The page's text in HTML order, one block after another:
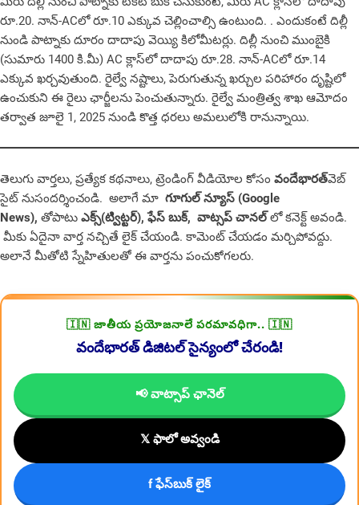
రూ.20. నాన్-ACలో రూ.10 ఎక్కువ చెల్లించాల్సి ఉంటుంది. . ఎందుకంటే దిల్లీ
నుండి పాట్నాకు దూరం దాదాపు వెయ్యి కిలోమీటర్లు. దిల్లీ నుంచి ముంబైకి
(సుమారు 1400 కి.మీ) AC క్లాస్‌లో దాదాపు రూ.28. నాన్-ACలో రూ.14
ఎక్కువ ఖర్చవుతుంది. రైల్వే నష్టాలు, పెరుగుతున్న ఖర్చుల పరిహారం దృష్టిలో
ఉంచుకుని ఈ రైలు ఛార్జీలను పెంచుతున్నారు. రైల్వే మంత్రిత్వ శాఖ ఆమోదం
తర్వాత జూలై 1, 2025 నుండి కొత్త ధరలు అమలులోకి రానున్నాయి.
తెలుగు వార్తలు, ప్రత్యేక కథనాలు, ట్రెండింగ్ వీడియోల కోసం వందేభారత్వెబ్
సైట్ నుసందర్శించండి. అలాగే మా గూగుల్ న్యూస్ (Google
News), తోపాటు ఎక్స్(ట్విట్టర్),ఫేస్ బుక్, వాట్సప్ చానల్లో కనెక్ట్ అవండి.
మీకు ఏదైనా వార్త నచ్చితే లైక్ చేయండి. కామెంట్ చేయడం మర్చిపోవద్దు.
అలానే మీతోటి స్నేహితులతో ఈ వార్తను పంచుకోగలరు.
🇮🇳 జాతీయ ప్రయోజనాలే పరమావధిగా.. 🇮🇳
వందేభారత్ డిజిటల్ సైన్యంలో చేరండి!
📢 వాట్సాప్ ఛానెల్
𝕏 ఫాలో అవ్వండి
f ఫేస్‌బుక్ లైక్